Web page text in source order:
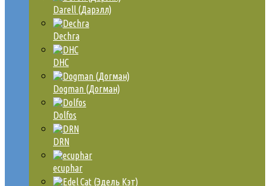
Darell (Дарэлл)
Dechra
DHC
Dogman (Догман)
Dolfos
DRN
ecuphar